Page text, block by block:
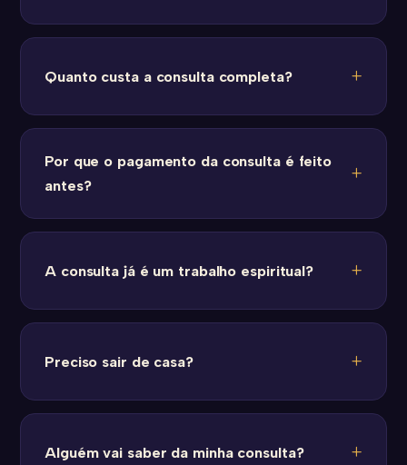
Quanto custa a consulta completa?
Por que o pagamento da consulta é feito
antes?
A consulta já é um trabalho espiritual?
Preciso sair de casa?
Alguém vai saber da minha consulta?